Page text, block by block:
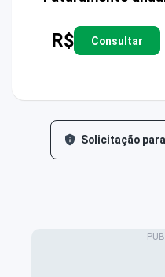
R$ Consultar
Solicitação